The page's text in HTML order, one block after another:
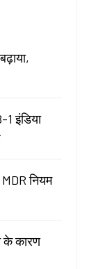
इंडिया
नियम
के कारण